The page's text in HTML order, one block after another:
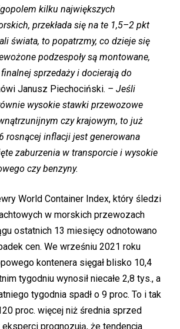
kilku największych
przekłada się na te 1,5–2 pkt
świata, to popatrzmy, co dzieje się
podzespoły są montowane,
sprzedaży i docierają do
Janusz Piechociński. – Jeśli
wysokie stawki przewozowe
czy krajowym, to już
rosnącej inflacji jest generowana
zaburzenia w transporcie i wysokie
czy benzyny.
World Container Index, który śledzi
w morskich przewozach
ostatnich 13 miesięcy odnotowano
cen. We wrześniu 2021 roku
kontenera sięgał blisko 10,4
tygodniu wynosił niecałe 2,8 tys., a
tygodnia spadł o 9 proc. To i tak
proc. więcej niż średnia sprzed
prognozują, że tendencja